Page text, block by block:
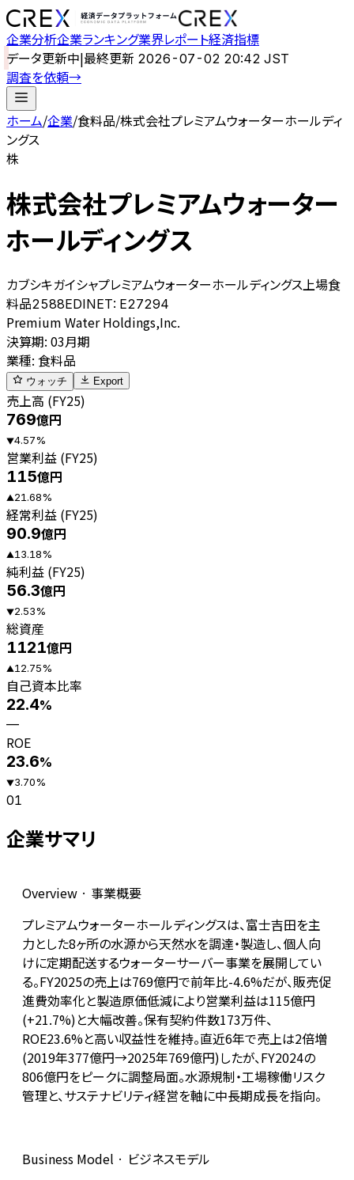
企業分析企業ランキング業界レポート経済指標
データ更新中|最終更新 2026-07-02 20:42 JST
調査を依頼→
ホーム/企業/食料品/株式会社プレミアムウォーターホールディ
ングス
株
株式会社プレミアムウォーター
ホールディングス
カブシキガイシャプレミアムウォーターホールディングス 上場食
料品2588EDINET: E27294
Premium Water Holdings,Inc.
決算期: 03月期
業種: 食料品
ウォッチ Export
売上高 (FY25)
769億円
▼4.57%
営業利益 (FY25)
115億円
▲21.68%
経常利益 (FY25)
90.9億円
▲13.18%
純利益 (FY25)
56.3億円
▼2.53%
総資産
1121億円
▲12.75%
自己資本比率
22.4%
—
ROE
23.6%
▼3.70%
01
企業サマリ
Overview · 事業概要
プレミアムウォーターホールディングスは、富士吉田を主
力とした8ヶ所の水源から天然水を調達・製造し、個人向
けに定期配送するウォーターサーバー事業を展開してい
る。FY2025の売上は769億円で前年比-4.6%だが、販売促
進費効率化と製造原価低減により営業利益は115億円
(+21.7%)と大幅改善。保有契約件数173万件、
ROE23.6%と高い収益性を維持。直近6年で売上は2倍増
(2019年377億円→2025年769億円)したが、FY2024の
806億円をピークに調整局面。水源規制・工場稼働リスク
管理と、サステナビリティ経営を軸に中長期成長を指向。
Business Model · ビジネスモデル